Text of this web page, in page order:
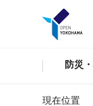
防災
現在位置